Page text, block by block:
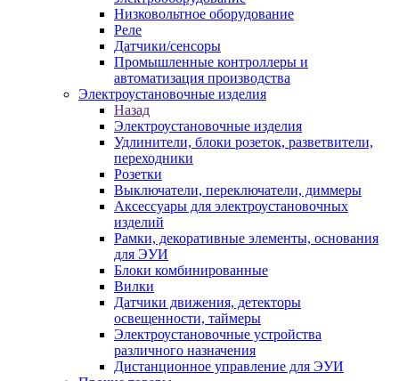
Низковольтное оборудование
Реле
Датчики/сенсоры
Промышленные контроллеры и
автоматизация производства
Электроустановочные изделия
Назад
Электроустановочные изделия
Удлинители, блоки розеток, разветвители,
переходники
Розетки
Выключатели, переключатели, диммеры
Аксессуары для электроустановочных
изделий
Рамки, декоративные элементы, основания
для ЭУИ
Блоки комбинированные
Вилки
Датчики движения, детекторы
освещенности, таймеры
Электроустановочные устройства
различного назначения
Дистанционное управление для ЭУИ